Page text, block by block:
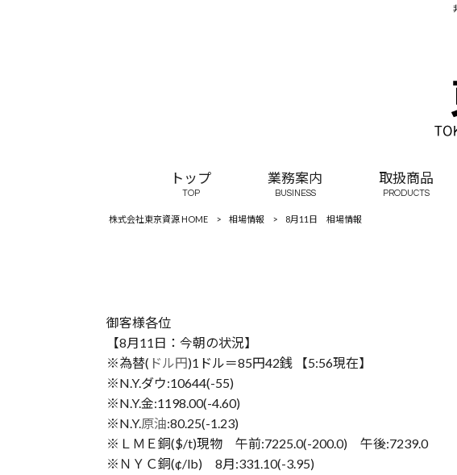
トップ
TOP
業務案内
BUSINESS
取扱商品
PRODUCTS
株式会社東京資源 HOME > 相場情報 > 8月11日 相場情報
御客様各位
【8月11日：今朝の状況】
※為替( ドル円)1ドル＝85円42銭 【5:56現在】
※N.Y.ダウ:10644(-55)
※N.Y.金:1198.00(-4.60)
※N.Y.原油:80.25(-1.23)
※ＬＭＥ銅($/t)現物 午前:7225.0(-200.0) 午後:7239.0
※ＮＹＣ銅(¢/lb) 8月:331.10(-3.95)